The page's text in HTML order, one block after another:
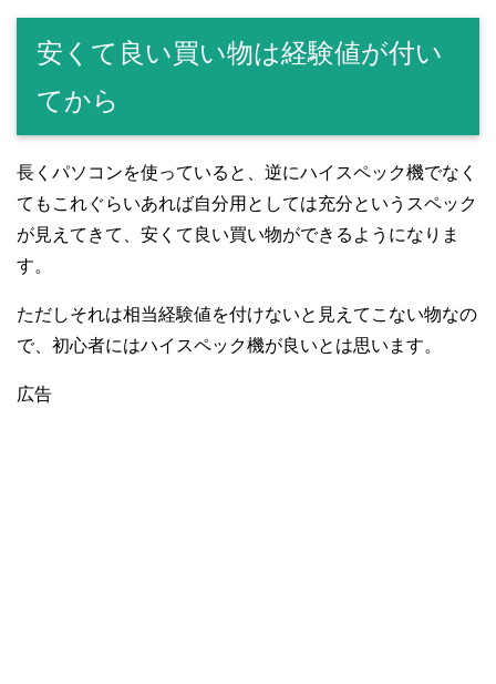
安くて良い買い物は経験値が付い
てから
長くパソコンを使っていると、逆にハイスペック機でなく
てもこれぐらいあれば自分用としては充分というスペック
が見えてきて、安くて良い買い物ができるようになりま
す。
ただしそれは相当経験値を付けないと見えてこない物なの
で、初心者にはハイスペック機が良いとは思います。
広告